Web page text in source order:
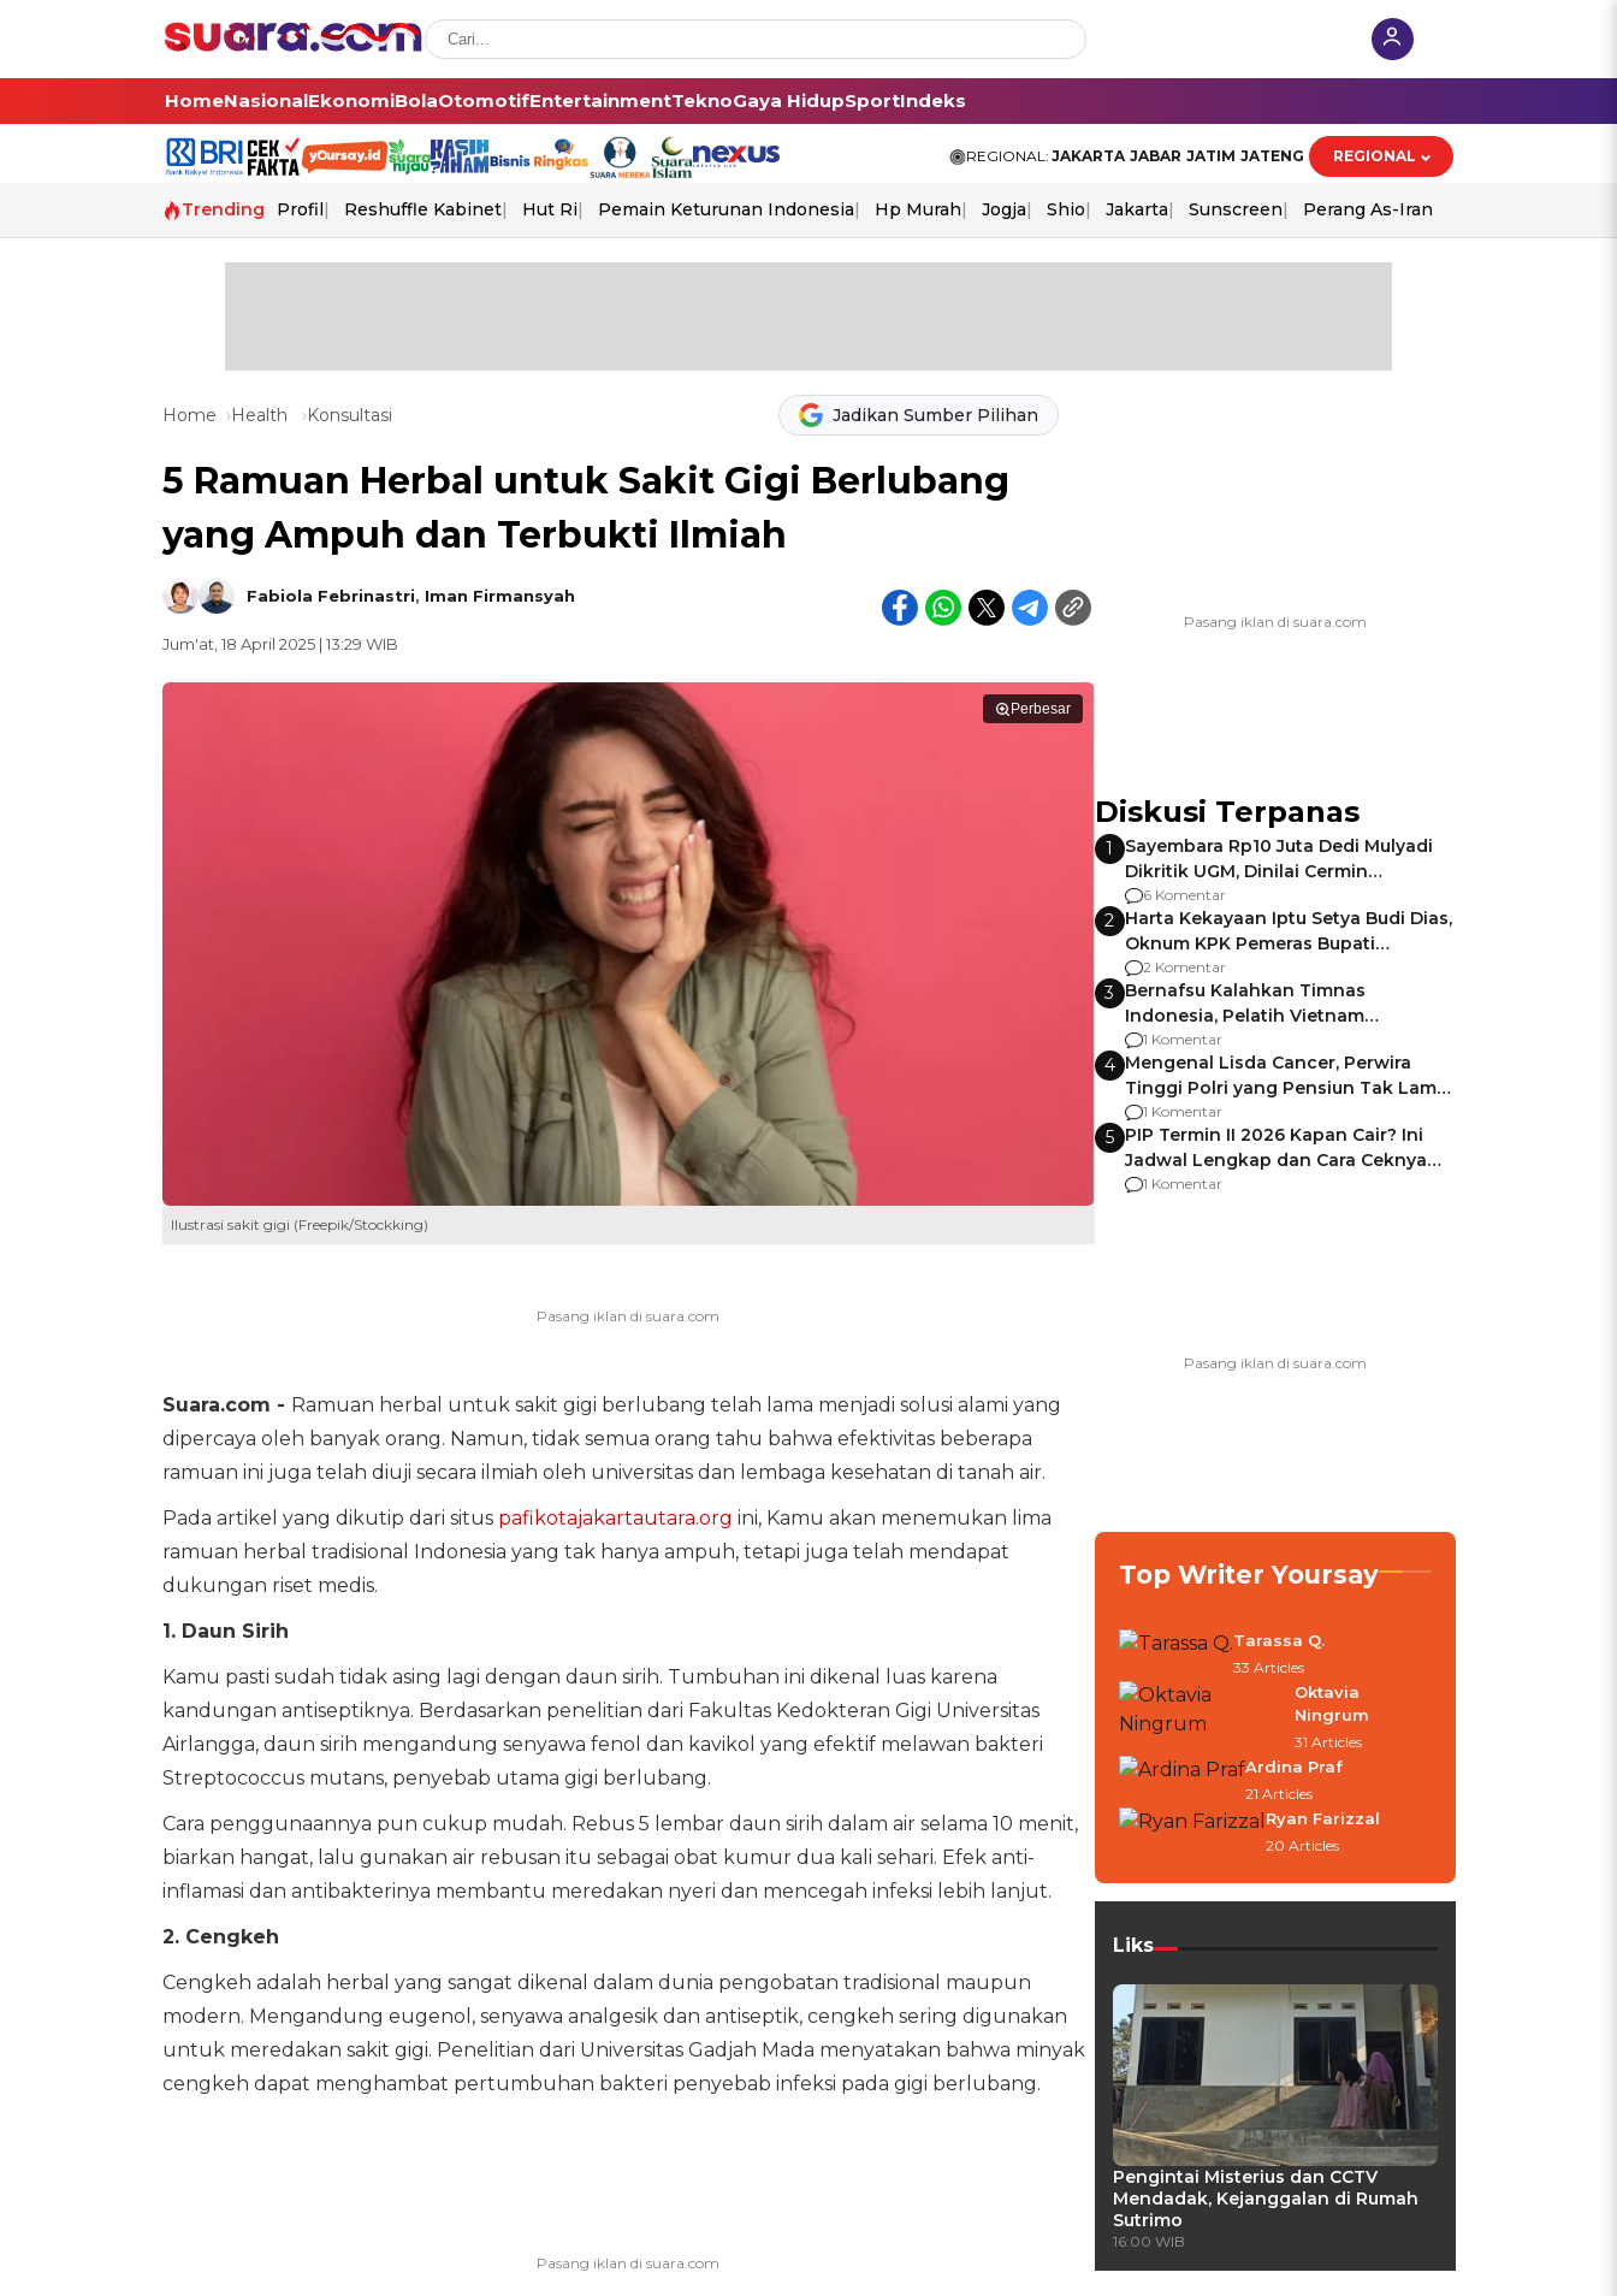
HomeNasionalEkonomiBolaOtomotifEntertainmentTeknoGaya HidupSportIndeks
REGIONAL: JAKARTA JABAR JATIM JATENG REGIONAL
Trending Profil Reshuffle Kabinet Hut Ri Pemain Keturunan Indonesia Hp Murah Jogja Shio Jakarta Sunscreen Perang As-Iran
Home Health Konsultasi Jadikan Sumber Pilihan
5 Ramuan Herbal untuk Sakit Gigi Berlubang
yang Ampuh dan Terbukti Ilmiah
Fabiola Febrinastri, Iman Firmansyah
Jum'at, 18 April 2025 | 13:29 WIB
Perbesar
Ilustrasi sakit gigi (Freepik/Stockking)
Suara.com - Ramuan herbal untuk sakit gigi berlubang telah lama menjadi solusi alami yang
dipercaya oleh banyak orang. Namun, tidak semua orang tahu bahwa efektivitas beberapa
ramuan ini juga telah diuji secara ilmiah oleh universitas dan lembaga kesehatan di tanah air.
Pada artikel yang dikutip dari situs pafikotajakartautara.org ini, Kamu akan menemukan lima
ramuan herbal tradisional Indonesia yang tak hanya ampuh, tetapi juga telah mendapat
dukungan riset medis.
1. Daun Sirih
Kamu pasti sudah tidak asing lagi dengan daun sirih. Tumbuhan ini dikenal luas karena
kandungan antiseptiknya. Berdasarkan penelitian dari Fakultas Kedokteran Gigi Universitas
Airlangga, daun sirih mengandung senyawa fenol dan kavikol yang efektif melawan bakteri
Streptococcus mutans, penyebab utama gigi berlubang.
Cara penggunaannya pun cukup mudah. Rebus 5 lembar daun sirih dalam air selama 10 menit,
biarkan hangat, lalu gunakan air rebusan itu sebagai obat kumur dua kali sehari. Efek anti-
inflamasi dan antibakterinya membantu meredakan nyeri dan mencegah infeksi lebih lanjut.
2. Cengkeh
Cengkeh adalah herbal yang sangat dikenal dalam dunia pengobatan tradisional maupun
modern. Mengandung eugenol, senyawa analgesik dan antiseptik, cengkeh sering digunakan
untuk meredakan sakit gigi. Penelitian dari Universitas Gadjah Mada menyatakan bahwa minyak
cengkeh dapat menghambat pertumbuhan bakteri penyebab infeksi pada gigi berlubang.
Diskusi Terpanas
1
Sayembara Rp10 Juta Dedi Mulyadi
Dikritik UGM, Dinilai Cermin
Gagalnya Negara Jamin Keamanan
6 Komentar
2 Harta Kekayaan Iptu Setya Budi Dias,
Oknum KPK Pemeras Bupati
Pemalang
2 Komentar
3 Bernafsu Kalahkan Timnas
Indonesia, Pelatih Vietnam
Berencana Pakai Jimat di Pakansari
1 Komentar
4 Mengenal Lisda Cancer, Perwira
Tinggi Polri yang Pensiun Tak Lama
Usai Jadi Brigjen
1 Komentar
5 PIP Termin II 2026 Kapan Cair? Ini
Jadwal Lengkap dan Cara Ceknya
agar Dana Tidak Hangus!
1 Komentar
Top Writer Yoursay
Tarassa Q.
33 Articles
Oktavia
Ningrum
31 Articles
Ardina Praf
21 Articles
Ryan Farizzal
20 Articles
Liks
Pengintai Misterius dan CCTV
Mendadak, Kejanggalan di Rumah
Sutrimo
16:00 WIB